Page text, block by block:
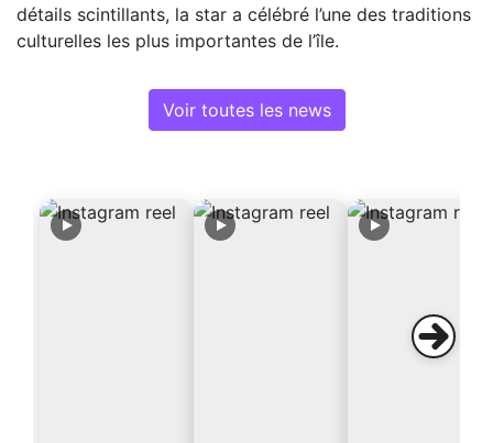
détails scintillants, la star a célébré l’une des traditions
culturelles les plus importantes de l’île.
Voir toutes les news